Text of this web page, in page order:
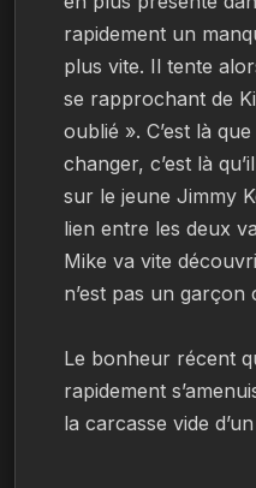
rapidement un
plus vite. Il tente
se rapprochant de
oublié ». C’est là
changer, c’est là
sur le jeune Jimmy
lien entre les deux
Mike va vite
n’est pas un garçon
Le bonheur récent
rapidement
la carcasse vide